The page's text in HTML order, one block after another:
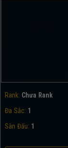
Rank: Chưa Rank
Đa Sắc: 1
Sàn Đấu: 1